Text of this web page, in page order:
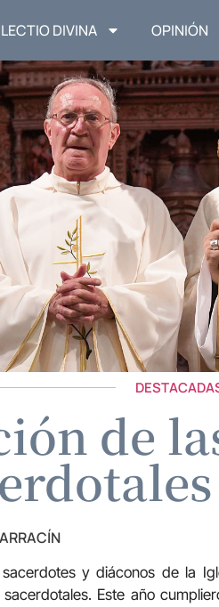
LECTIO DIVINA OPINIÓN
de
y diáconos de la
Este año